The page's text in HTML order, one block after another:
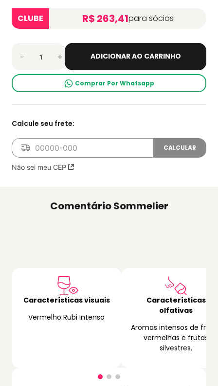
CLUBE R$ 263,41para sócios
＋
－ ADICIONAR AO CARRINHO
Comprar Por Whatsapp
Não sei meu CEP
Comentário Sommelier
Características visuais
Vermelho Rubi Intenso
Características
olfativas
Aromas intensos de
vermelhas e frutas
silvestres.